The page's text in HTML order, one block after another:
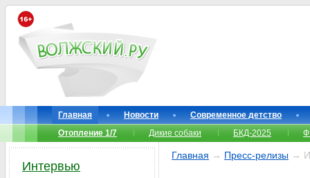
Главная Новости
Современное детство
Отопление 1/7
Дикие собаки БКД-2025
Главная → Пресс-релизы →
Интервью